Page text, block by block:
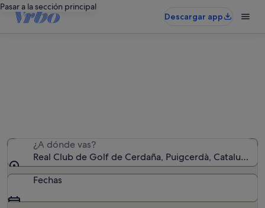
Pasar a la sección principal
Descargar app
¿A dónde vas?
Real Club de Golf de Cerdaña, Puigcerdà, Cataluña,
Fechas